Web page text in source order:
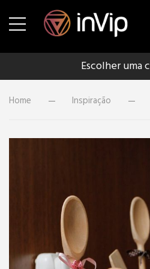
Escolher uma
Home Inspiração